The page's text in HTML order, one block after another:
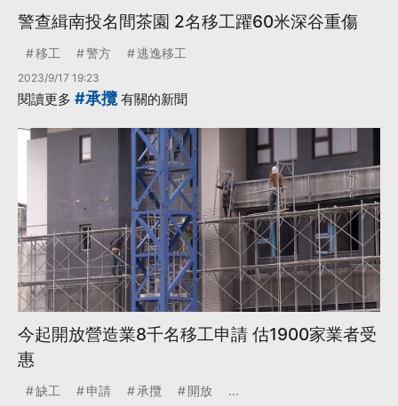
警查緝南投名間茶園 2名移工躍60米深谷重傷
移工 警方 逃逸移工
2023/9/17 19:23
閱讀更多 #承攬有關的新聞
今起開放營造業8千名移工申請 估1900家業者受
惠
缺工 申請 承攬 開放 ...